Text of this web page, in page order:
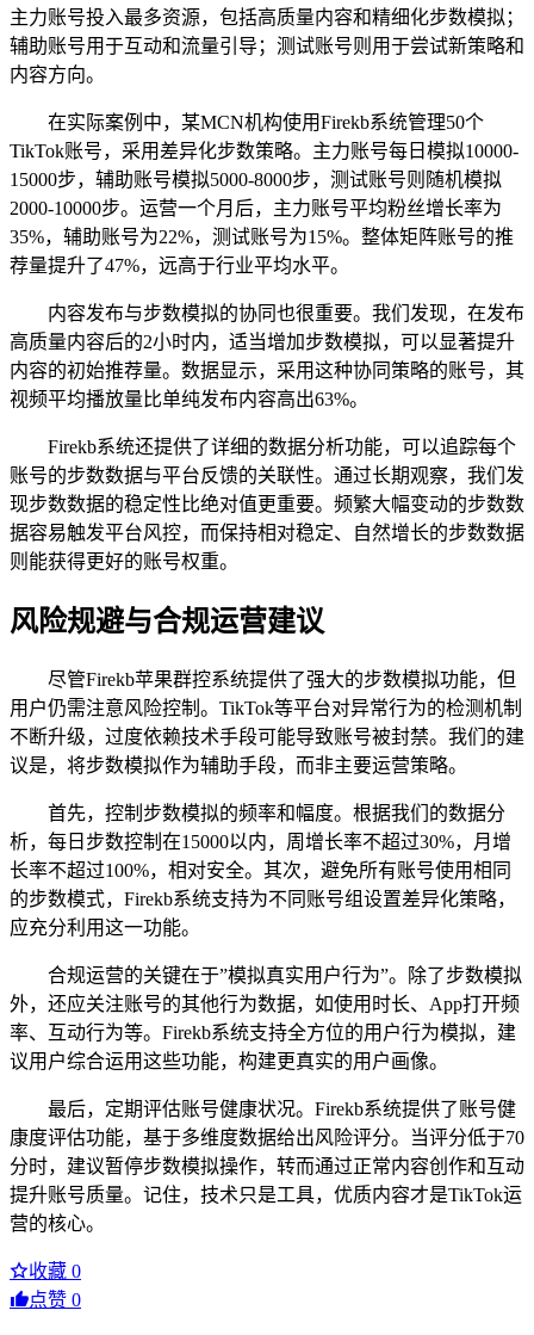
主力账号投入最多资源，包括高质量内容和精细化步数模拟；
辅助账号用于互动和流量引导；测试账号则用于尝试新策略和
内容方向。
在实际案例中，某MCN机构使用Firekb系统管理50个
TikTok账号，采用差异化步数策略。主力账号每日模拟10000-
15000步，辅助账号模拟5000-8000步，测试账号则随机模拟
2000-10000步。运营一个月后，主力账号平均粉丝增长率为
35%，辅助账号为22%，测试账号为15%。整体矩阵账号的推
荐量提升了47%，远高于行业平均水平。
内容发布与步数模拟的协同也很重要。我们发现，在发布
高质量内容后的2小时内，适当增加步数模拟，可以显著提升
内容的初始推荐量。数据显示，采用这种协同策略的账号，其
视频平均播放量比单纯发布内容高出63%。
Firekb系统还提供了详细的数据分析功能，可以追踪每个
账号的步数数据与平台反馈的关联性。通过长期观察，我们发
现步数数据的稳定性比绝对值更重要。频繁大幅变动的步数数
据容易触发平台风控，而保持相对稳定、自然增长的步数数据
则能获得更好的账号权重。
风险规避与合规运营建议
尽管Firekb苹果群控系统提供了强大的步数模拟功能，但
用户仍需注意风险控制。TikTok等平台对异常行为的检测机制
不断升级，过度依赖技术手段可能导致账号被封禁。我们的建
议是，将步数模拟作为辅助手段，而非主要运营策略。
首先，控制步数模拟的频率和幅度。根据我们的数据分
析，每日步数控制在15000以内，周增长率不超过30%，月增
长率不超过100%，相对安全。其次，避免所有账号使用相同
的步数模式，Firekb系统支持为不同账号组设置差异化策略，
应充分利用这一功能。
合规运营的关键在于”模拟真实用户行为”。除了步数模拟
外，还应关注账号的其他行为数据，如使用时长、App打开频
率、互动行为等。Firekb系统支持全方位的用户行为模拟，建
议用户综合运用这些功能，构建更真实的用户画像。
最后，定期评估账号健康状况。Firekb系统提供了账号健
康度评估功能，基于多维度数据给出风险评分。当评分低于70
分时，建议暂停步数模拟操作，转而通过正常内容创作和互动
提升账号质量。记住，技术只是工具，优质内容才是TikTok运
营的核心。
收藏 0
点赞 0